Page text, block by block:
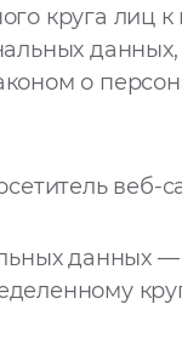
круга лиц
о
веб-
данных